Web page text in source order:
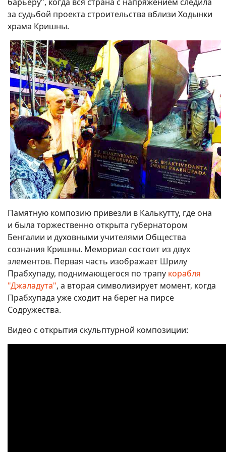
за судьбой проекта строительства вблизи Ходынки
храма Кришны.
Памятную композию привезли в Калькутту, где она
и была торжественно открыта губернатором
Бенгалии и духовными учителями Общества
сознания Кришны. Мемориал состоит из двух
элементов. Первая часть изображает Шрилу
Прабхупаду, поднимающегося по трапу корабля
"Джаладута", а вторая символизирует момент, когда
Прабхупада уже сходит на берег на пирсе
Содружества.
Видео с открытия скульптурной композиции: